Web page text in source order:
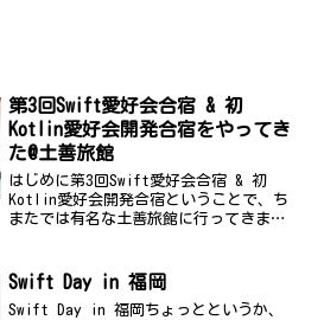
第3回Swift愛好会合宿 & 初
Kotlin愛好会開発合宿をやってき
た@土善旅館
はじめに第3回Swift愛好会合宿 & 初
Kotlin愛好会開発合宿ということで、ち
またでは有名な土善旅館に行ってきまし
@afroscript が既にまとめてくれていた
Swift Day in 福岡
Swift Day in 福岡ちょっとというか、